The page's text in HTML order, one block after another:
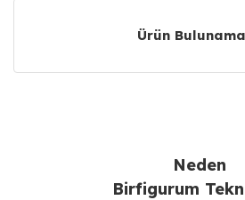
Ürün
Neden
Birfigurum